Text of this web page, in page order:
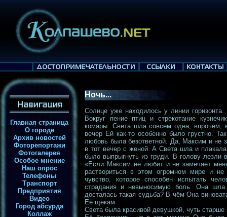
Главная страница
О городе
Архив новостей
Фоторепортажи
Фотогалерея
Особое мнение
Наш опрос
Телефоны
Транспорт
Предприятия
Видео
Город абсурда
Коллаж
Ночь...
Солнце уже находилось у линии
Вокруг пение птиц и стрекотание
комары. Света шла совсем одна, впрочем,
вечер Ей как-то особенно было грустно.
любовь была безответной. Да, Максим и не
в тот вечер с женой. А Света шла и
было выпрыгнуть из груди. В голову
«Если Максим не любит и не замечает
раствориться в этом огромном мире и
чувство, которое способен испытать
страдания и невыносимую боль. Она
досталась такая судьба? В чём Она
Её щекам.
Света была красивой девушкой, чуть старше